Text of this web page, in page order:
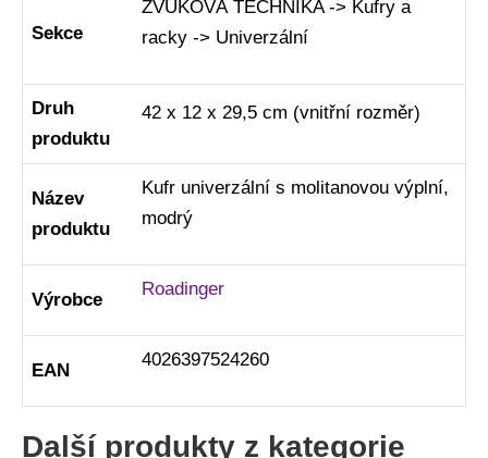
Sekce
ZVUKOVÁ TECHNIKA -> Kufry a
racky -> Univerzální
Druh
produktu
42 x 12 x 29,5 cm (vnitřní rozměr)
Název
produktu
Kufr univerzální s molitanovou výplní,
modrý
Výrobce
Roadinger
EAN
4026397524260
Další produkty z kategorie